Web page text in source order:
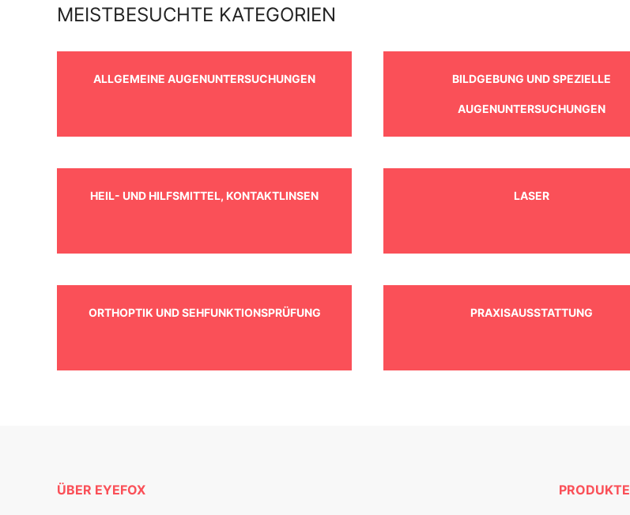
MEISTBESUCHTE KATEGORIEN
ALLGEMEINE AUGENUNTERSUCHUNGEN BILDGEBUNG UND SPEZIELLE
AUGENUNTERSUCHUNGEN
HEIL- UND HILFSMITTEL, KONTAKTLINSEN LASER
ORTHOPTIK UND SEHFUNKTIONSPRÜFUNG PRAXISAUSSTATTUNG
ÜBER EYEFOX PRODUKTE